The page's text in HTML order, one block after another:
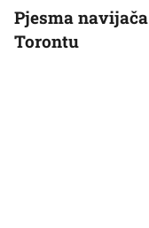
Pjesma
Torontu